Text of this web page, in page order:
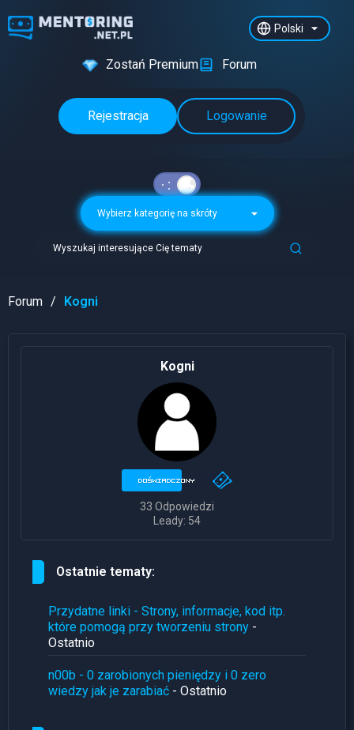
Polski
Zostań Premium Forum
Rejestracja Logowanie
Wybierz kategorię na skróty
Wyszukaj interesujące Cię tematy
Forum Kogni
Kogni
33 Odpowiedzi
Leady: 54
Ostatnie tematy:
Przydatne linki - Strony, informacje, kod itp.
które pomogą przy tworzeniu strony -
Ostatnio
n00b - 0 zarobionych pieniędzy i 0 zero
wiedzy jak je zarabiać - Ostatnio